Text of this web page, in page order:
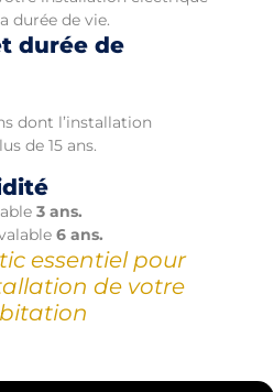
durée de vie.
durée de
dont l’installation
de 15 ans.
3 ans.
6 ans.
essentiel pour
de votre